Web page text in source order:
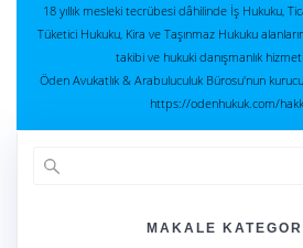
18 yıllık mesleki tecrübesi dâhilinde İş Hukuku,
Tüketici Hukuku, Kira ve Taşınmaz Hukuku
takibi ve hukuki danışmanlık
Öden Avukatlık & Arabuluculuk Bürosu'nun
https://odenhukuk.com/
MAKALE